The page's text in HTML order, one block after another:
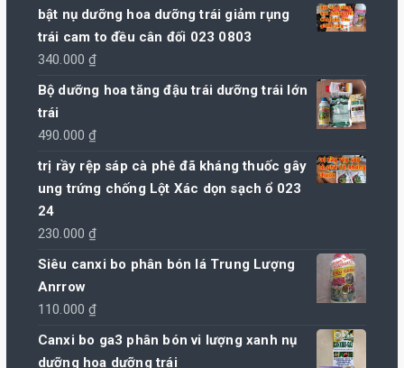
bật nụ dưỡng hoa dưỡng trái giảm rụng
trái cam to đều cân đối 023 0803
340.000₫
Bộ dưỡng hoa tăng đậu trái dưỡng trái lớn
trái
490.000₫
trị rầy rệp sáp cà phê đã kháng thuốc gây
ung trứng chống Lột Xác dọn sạch ổ 023
24
230.000₫
Siêu canxi bo phân bón lá Trung Lượng
Anrrow
110.000₫
Canxi bo ga3 phân bón vi lượng xanh nụ
dưỡng hoa dưỡng trái